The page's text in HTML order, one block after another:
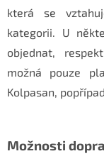
která se
kategorii. U
objednat,
možná pouze
Kolpasan,
Možnosti